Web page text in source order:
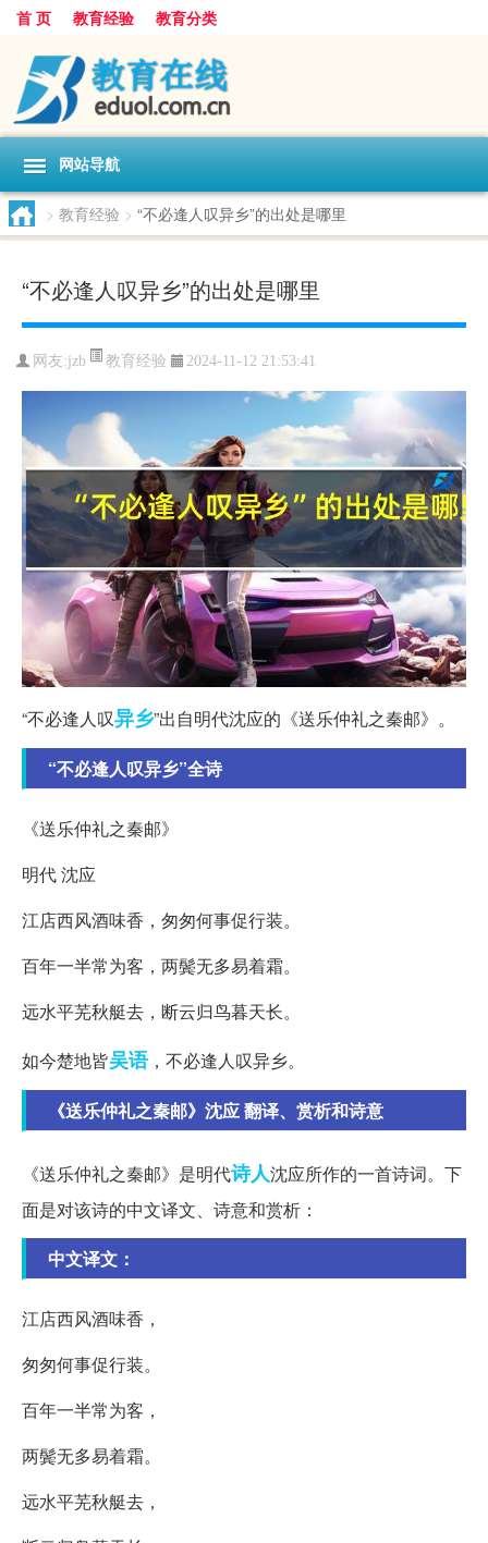
首 页 教育经验 教育分类
网站导航
> 教育经验 > “不必逢人叹异乡”的出处是哪里
“不必逢人叹异乡”的出处是哪里
网友:jzb 教育经验 2024-11-12 21:53:41
“不必逢人叹异乡”出自明代沈应的《送乐仲礼之秦邮》。
“不必逢人叹异乡”全诗
《送乐仲礼之秦邮》
明代 沈应
江店西风酒味香，匆匆何事促行装。
百年一半常为客，两鬓无多易着霜。
远水平芜秋艇去，断云归鸟暮天长。
如今楚地皆吴语，不必逢人叹异乡。
《送乐仲礼之秦邮》沈应 翻译、赏析和诗意
《送乐仲礼之秦邮》是明代诗人沈应所作的一首诗词。下
面是对该诗的中文译文、诗意和赏析：
中文译文：
江店西风酒味香，
匆匆何事促行装。
百年一半常为客，
两鬓无多易着霜。
远水平芜秋艇去，